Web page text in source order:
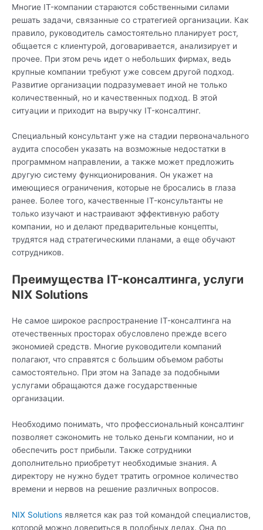
Многие IT-компании стараются собственными силами
решать задачи, связанные со стратегией организации. Как
правило, руководитель самостоятельно планирует рост,
общается с клиентурой, договаривается, анализирует и
прочее. При этом речь идет о небольших фирмах, ведь
крупные компании требуют уже совсем другой подход.
Развитие организации подразумевает иной не только
количественный, но и качественных подход. В этой
ситуации и приходит на выручку IT-консалтинг.
Специальный консультант уже на стадии первоначального
аудита способен указать на возможные недостатки в
программном направлении, а также может предложить
другую систему функционирования. Он укажет на
имеющиеся ограничения, которые не бросались в глаза
ранее. Более того, качественные IT-консультанты не
только изучают и настраивают эффективную работу
компании, но и делают предварительные концепты,
трудятся над стратегическими планами, а еще обучают
сотрудников.
Преимущества IT-консалтинга, услуги
NIX Solutions
Не самое широкое распространение IT-консалтинга на
отечественных просторах обусловлено прежде всего
экономией средств. Многие руководители компаний
полагают, что справятся с большим объемом работы
самостоятельно. При этом на Западе за подобными
услугами обращаются даже государственные
организации.
Необходимо понимать, что профессиональный консалтинг
позволяет сэкономить не только деньги компании, но и
обеспечить рост прибыли. Также сотрудники
дополнительно приобретут необходимые знания. А
директору не нужно будет тратить огромное количество
времени и нервов на решение различных вопросов.
NIX Solutions является как раз той командой специалистов,
которой можно довериться в подобных делах. Она по